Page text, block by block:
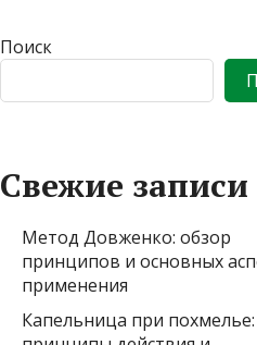
Поиск
Свежие записи
Метод Довженко: обзор
принципов и основных
применения
Капельница при похмелье: